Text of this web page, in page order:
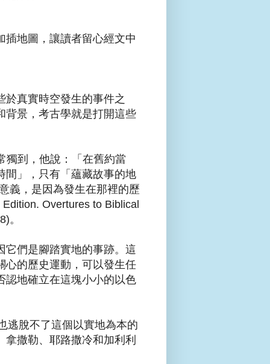
插地圖，讓讀者留心經文中
於真實時空發生的事件之
背景，考古學就是打開這些
獨到，他說：「在舊約當
間」，只有「蘊藏故事的地
義，是因為發生在那裡的歷
Overtures to Biblical
。
它們是腳踏實地的事跡。這
心的歷史運動，可以發生任
認地確立在這塊小小的以色
逃脫不了這個以實地為本的
撒勒、耶路撒冷和加利利